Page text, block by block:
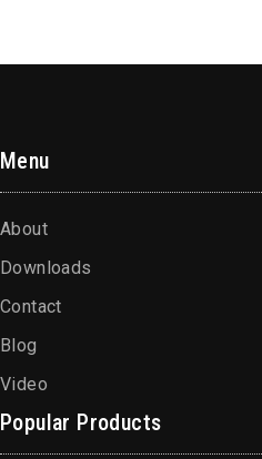
Menu
About
Downloads
Contact
Blog
Video
Popular Products